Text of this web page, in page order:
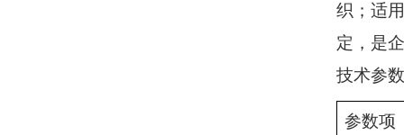
织；适
定，是
技术参
参数项